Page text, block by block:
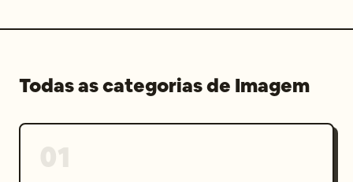
Todas as categorias de Imagem